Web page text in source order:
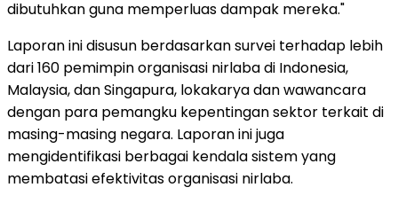
dibutuhkan guna memperluas dampak mereka."
Laporan ini disusun berdasarkan survei terhadap lebih
dari 160 pemimpin organisasi nirlaba di Indonesia,
Malaysia, dan Singapura, lokakarya dan wawancara
dengan para pemangku kepentingan sektor terkait di
masing-masing negara. Laporan ini juga
mengidentifikasi berbagai kendala sistem yang
membatasi efektivitas organisasi nirlaba.